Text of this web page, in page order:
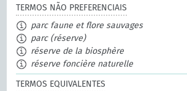
TERMOS NÃO PREFERENCIAIS
parc faune et flore sauvages
parc (réserve)
réserve de la biosphère
réserve foncière naturelle
TERMOS EQUIVALENTES